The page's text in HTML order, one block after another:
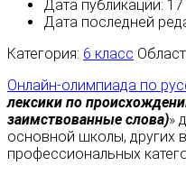
Дата публикации:
Дата последней
Категория: 6 класс
Онлайн-олимпиада по
лексики по
заимствованные слова)»
основной школы, других
профессиональных